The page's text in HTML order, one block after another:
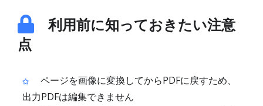
利用前に知っておきたい注意
点
ページを画像に変換してからPDFに戻すため、
出力PDFは編集できません